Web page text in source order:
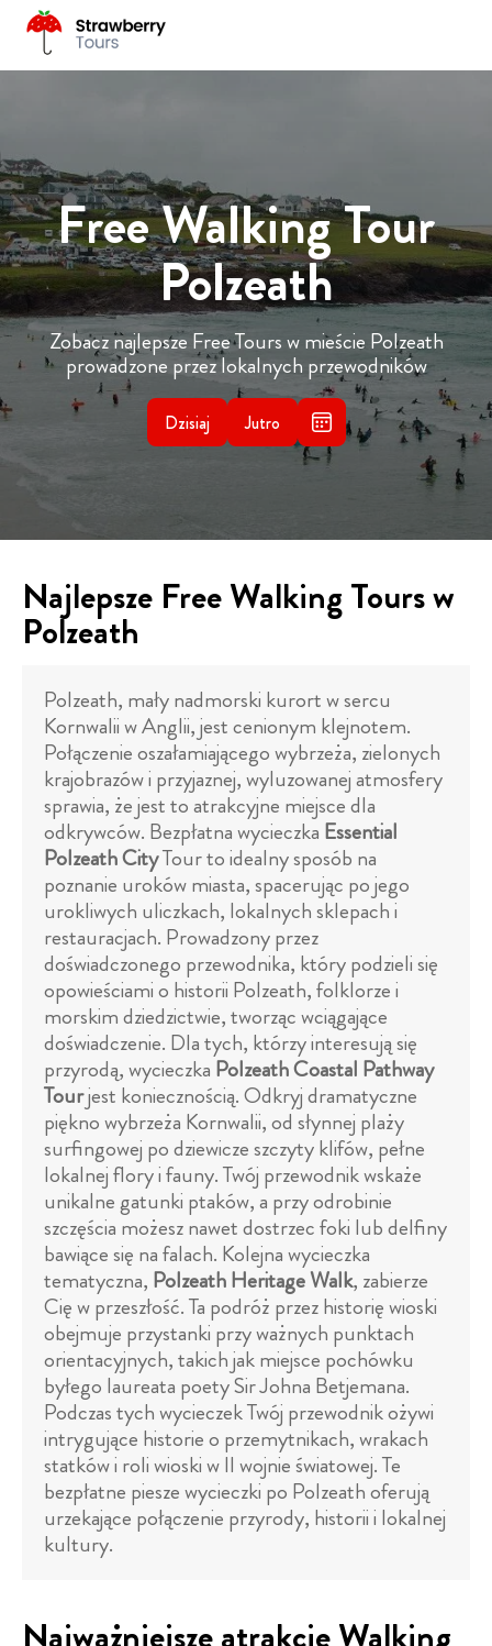
Free Walking Tour
Polzeath
Zobacz najlepsze Free Tours w mieście Polzeath
prowadzone przez lokalnych przewodników
Dzisiaj Jutro
Najlepsze Free Walking Tours w
Polzeath
Polzeath, mały nadmorski kurort w sercu
Kornwalii w Anglii, jest cenionym klejnotem.
Połączenie oszałamiającego wybrzeża, zielonych
krajobrazów i przyjaznej, wyluzowanej atmosfery
sprawia, że jest to atrakcyjne miejsce dla
odkrywców. Bezpłatna wycieczka Essential
Polzeath CityTour to idealny sposób na
poznanie uroków miasta, spacerując po jego
urokliwych uliczkach, lokalnych sklepach i
restauracjach. Prowadzony przez
doświadczonego przewodnika, który podzieli się
opowieściami o historii Polzeath, folklorze i
morskim dziedzictwie, tworząc wciągające
doświadczenie. Dla tych, którzy interesują się
przyrodą, wycieczka Polzeath Coastal Pathway
Tourjest koniecznością. Odkryj dramatyczne
piękno wybrzeża Kornwalii, od słynnej plaży
surfingowej po dziewicze szczyty klifów, pełne
lokalnej flory i fauny. Twój przewodnik wskaże
unikalne gatunki ptaków, a przy odrobinie
szczęścia możesz nawet dostrzec foki lub delfiny
bawiące się na falach. Kolejna wycieczka
tematyczna, Polzeath Heritage Walk, zabierze
Cię w przeszłość. Ta podróż przez historię wioski
obejmuje przystanki przy ważnych punktach
orientacyjnych, takich jak miejsce pochówku
byłego laureata poety Sir Johna Betjemana.
Podczas tych wycieczek Twój przewodnik ożywi
intrygujące historie o przemytnikach, wrakach
statków i roli wioski w II wojnie światowej. Te
bezpłatne piesze wycieczki po Polzeath oferują
urzekające połączenie przyrody, historii i lokalnej
kultury.